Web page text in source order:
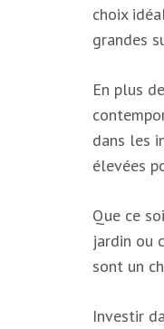
choix
grandes
En plus
dans les
élevées
Que ce
jardin ou
sont un
Investir